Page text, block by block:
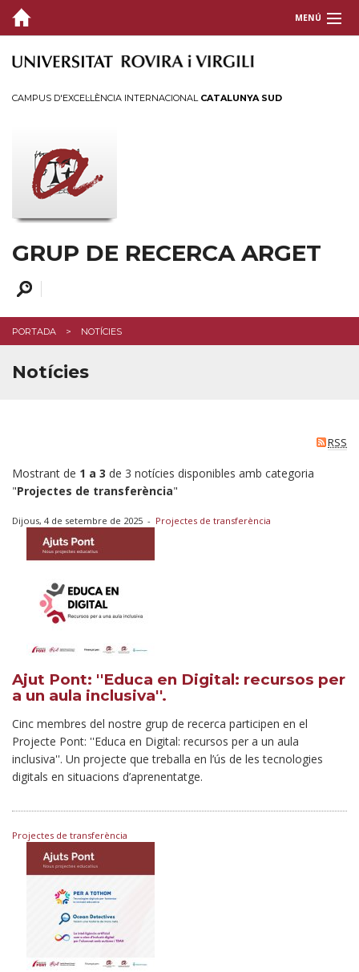
MENÚ
GRUP
DIVULGACIÓ
Agenda
Notícies
CONTACTE
CAMPUS D'EXCEL·LÈNCIA INTERNACIONAL CATALUNYA SUD
GRUP DE RECERCA ARGET
PORTADA NOTÍCIES
Notícies
RSS
Mostrant de 1 a 3 de 3 notícies disponibles amb categoria
"Projectes de transferència"
Dijous, 4 de setembre de 2025 - Projectes de transferència
Ajut Pont: ''Educa en Digital: recursos per
a un aula inclusiva''.
Cinc membres del nostre grup de recerca participen en el
Projecte Pont: ''Educa en Digital: recursos per a un aula
inclusiva''. Un projecte que treballa en l’ús de les tecnologies
digitals en situacions d’aprenentatge.
Projectes de transferència